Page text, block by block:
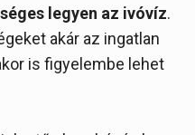
legyen az ivóvíz.
akár az ingatlan
is figyelembe lehet